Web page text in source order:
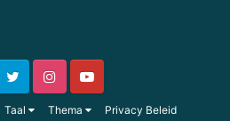
Taal Thema
Privacy Beleid